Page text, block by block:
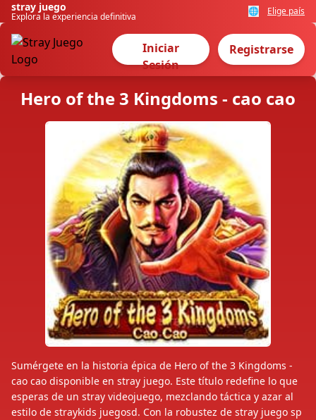
stray juego
Explora la experiencia definitiva 🌐 Elige país
Iniciar
Sesión
Registrarse
Hero of the 3 Kingdoms - cao cao
Sumérgete en la historia épica de Hero of the 3 Kingdoms -
cao cao disponible en stray juego. Este título redefine lo que
esperas de un stray videojuego, mezclando táctica y azar al
estilo de straykids juegosd. Con la robustez de stray juego sp